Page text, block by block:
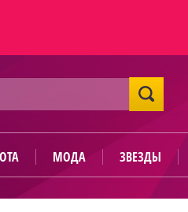
МОДА ЗВЕЗДЫ